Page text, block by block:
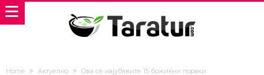
Home Актуелно Oва се најубавите 15 божиќни пораки